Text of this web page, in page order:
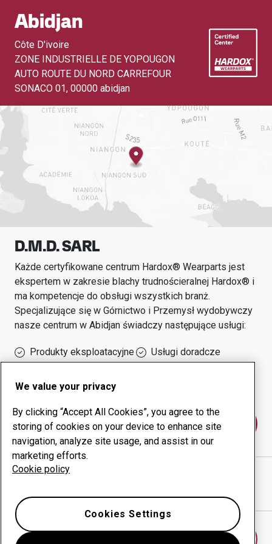
Abidjan
Côte D'ivoire
ZONE INDUSTRIELLE DE YOPOUGON
AUTO ROUTE DU NORD CARREFOUR
SONACO 01, 00000 abidjan
D.M.D. SARL
Każde certyfikowane centrum Hardox® Wearparts jest
ekspertem w zakresie blachy trudnościeralnej Hardox® i
ma kompetencje do obsługi wszystkich branż.
Specjalizujące się w Górnictwo i Przemysł wydobywczy
nasze centrum w Abidjan świadczy następujące usługi:
Produkty eksploatacyjne
Usługi doradcze
sprawności urządzeń
Skontaktuj się z nami
D.M.D. SARL
We value your privacy
By clicking “Accept All Cookies”, you agree to the
storing of cookies on your device to enhance site
navigation, analyze site usage, and assist in our
marketing efforts.
Cookie policy
Cookies Settings